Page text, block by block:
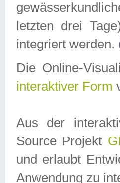
letzten drei
integriert werden.
Die Online-
interaktiver Form
Aus der
Source Projekt
und erlaubt
Anwendung zu